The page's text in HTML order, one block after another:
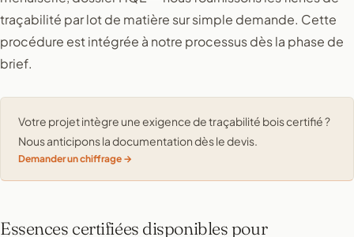
traçabilité par lot de matière sur simple demande. Cette
procédure est intégrée à notre processus dès la phase de
brief.
Votre projet intègre une exigence de traçabilité bois certifié ?
Nous anticipons la documentation dès le devis.
Demander un chiffrage
Essences certifiées disponibles pour